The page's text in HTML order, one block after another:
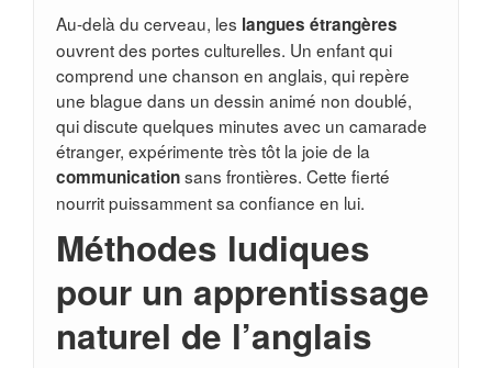
Au-delà du cerveau, les langues étrangères
ouvrent des portes culturelles. Un enfant qui
comprend une chanson en anglais, qui repère
une blague dans un dessin animé non doublé,
qui discute quelques minutes avec un camarade
étranger, expérimente très tôt la joie de la
communicationsans frontières. Cette fierté
nourrit puissamment sa confiance en lui.
Méthodes ludiques
pour un apprentissage
naturel de l’anglais